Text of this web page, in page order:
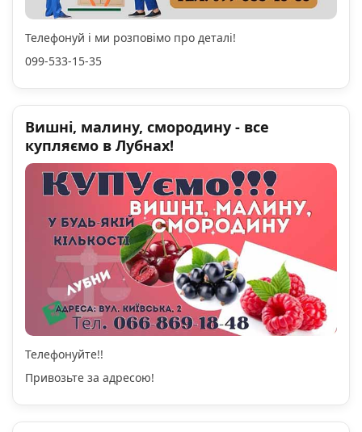
Телефонуй і ми розповімо про деталі!
099-533-15-35
Вишні, малину, смородину - все
купляємо в Лубнах!
Телефонуйте!!
Привозьте за адресою!